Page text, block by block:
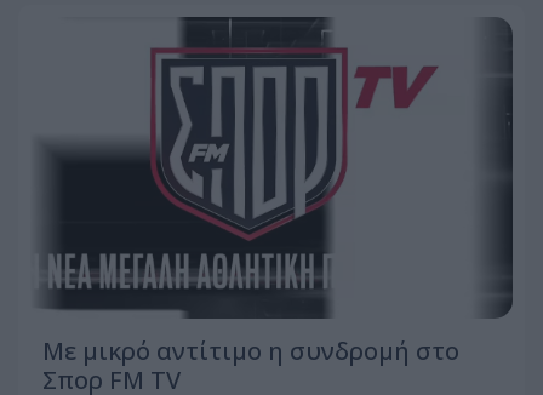
Με μικρό αντίτιμο η συνδρομή στο
Σπορ FM TV